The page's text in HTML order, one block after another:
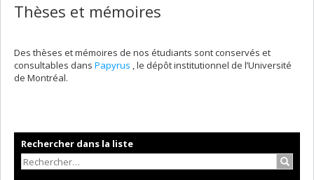
Thèses et mémoires
Des thèses et mémoires de nos étudiants sont conservés et
consultables dans Papyrus , le dépôt institutionnel de l’Université
de Montréal.
Rechercher dans la liste